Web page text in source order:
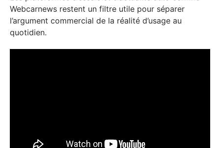
Webcarnews restent un filtre utile pour séparer
l’argument commercial de la réalité d’usage au
quotidien.